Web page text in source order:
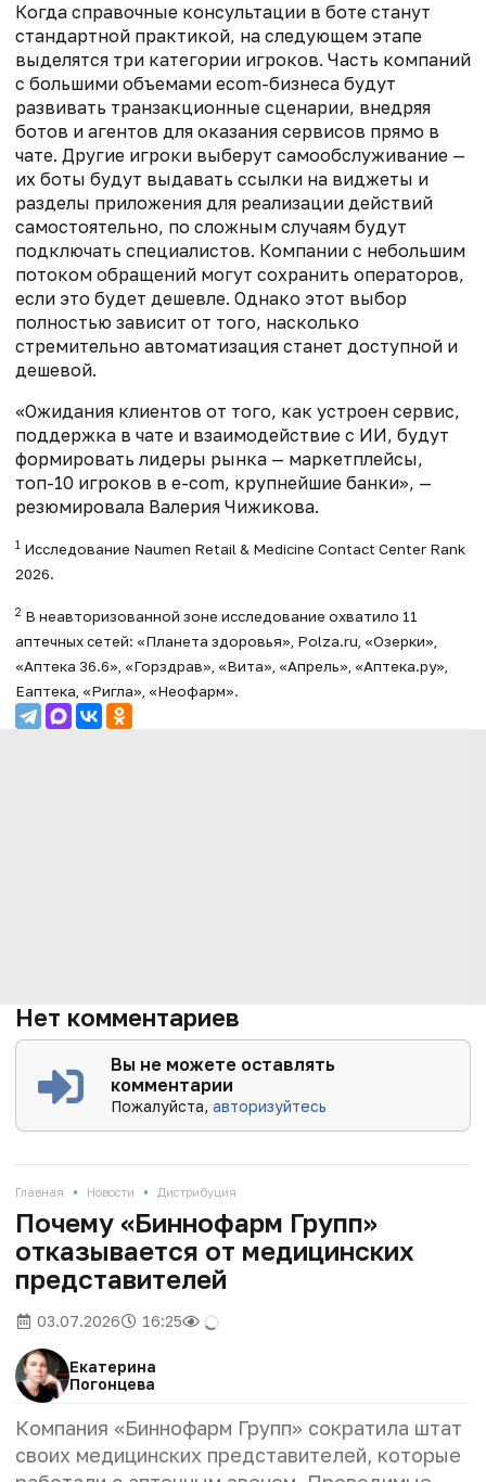
Когда справочные консультации в боте станут
стандартной практикой, на следующем этапе
выделятся три категории игроков. Часть компаний
с большими объемами ecom-бизнеса будут
развивать транзакционные сценарии, внедряя
ботов и агентов для оказания сервисов прямо в
чате. Другие игроки выберут самообслуживание —
их боты будут выдавать ссылки на виджеты и
разделы приложения для реализации действий
самостоятельно, по сложным случаям будут
подключать специалистов. Компании с небольшим
потоком обращений могут сохранить операторов,
если это будет дешевле. Однако этот выбор
полностью зависит от того, насколько
стремительно автоматизация станет доступной и
дешевой.
«Ожидания клиентов от того, как устроен сервис,
поддержка в чате и взаимодействие с ИИ, будут
формировать лидеры рынка — маркетплейсы,
топ-10 игроков в e-com, крупнейшие банки», —
резюмировала Валерия Чижикова.
1 Исследование Naumen Retail & Medicine Contact Center Rank
2026.
2 В неавторизованной зоне исследование охватило 11
аптечных сетей: «Планета здоровья», Polza.ru, «Озерки»,
«Аптека 36.6», «Горздрав», «Вита», «Апрель», «Аптека.ру»,
Еаптека, «Ригла», «Неофарм».
Нет комментариев
Вы не можете оставлять
комментарии
Пожалуйста,авторизуйтесь
Главная • Новости • Дистрибуция
Почему «Биннофарм Групп»
отказывается от медицинских
представителей
03.07.2026 16:25
Екатерина
Погонцева
Компания «Биннофарм Групп» сократила штат
своих медицинских представителей, которые